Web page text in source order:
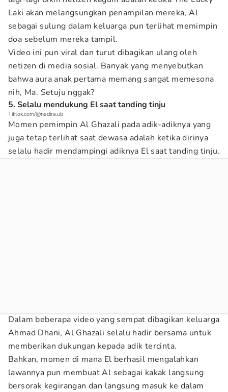
Laki akan melangsungkan penampilan mereka, Al
sebagai sulung dalam keluarga pun terlihat memimpin
doa sebelum mereka tampil.
Video ini pun viral dan turut dibagikan ulang oleh
netizen di media sosial. Banyak yang menyebutkan
bahwa aura anak pertama memang sangat memesona
nih, Ma. Setuju nggak?
5. Selalu mendukung El saat tanding tinju
Tiktok.com/@nadira.ub
Momen pemimpin Al Ghazali pada adik-adiknya yang
juga tetap terlihat saat dewasa adalah ketika dirinya
selalu hadir mendampingi adiknya El saat tanding tinju.
Dalam beberapa video yang sempat dibagikan keluarga
Ahmad Dhani, Al Ghazali selalu hadir bersama untuk
memberikan dukungan kepada adik tercinta.
Bahkan, momen di mana El berhasil mengalahkan
lawannya pun membuat Al sebagai kakak langsung
bersorak kegirangan dan langsung masuk ke dalam